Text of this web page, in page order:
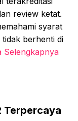
review ketat.
syarat
berhenti di
Selengkapnya
Terpercaya